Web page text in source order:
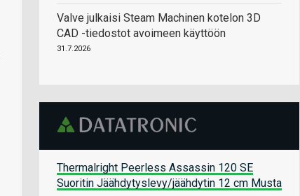
Valve julkaisi Steam Machinen kotelon 3D
CAD -tiedostot avoimeen käyttöön
31.7.2026
Thermalright Peerless Assassin 120 SE
Suoritin Jäähdytyslevy/jäähdytin 12 cm Musta